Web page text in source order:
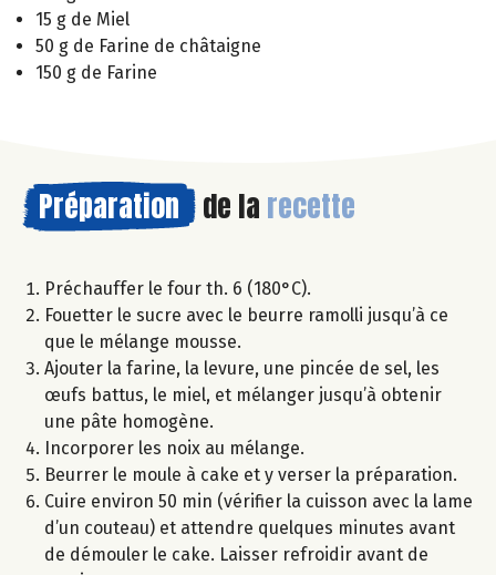
15 g de Miel
50 g de Farine de châtaigne
150 g de Farine
Préparation de la recette
Préchauffer le four th. 6 (180°C).
Fouetter le sucre avec le beurre ramolli jusqu’à ce
que le mélange mousse.
Ajouter la farine, la levure, une pincée de sel, les
œufs battus, le miel, et mélanger jusqu’à obtenir
une pâte homogène.
Incorporer les noix au mélange.
Beurrer le moule à cake et y verser la préparation.
Cuire environ 50 min (vérifier la cuisson avec la lame
d’un couteau) et attendre quelques minutes avant
de démouler le cake. Laisser refroidir avant de